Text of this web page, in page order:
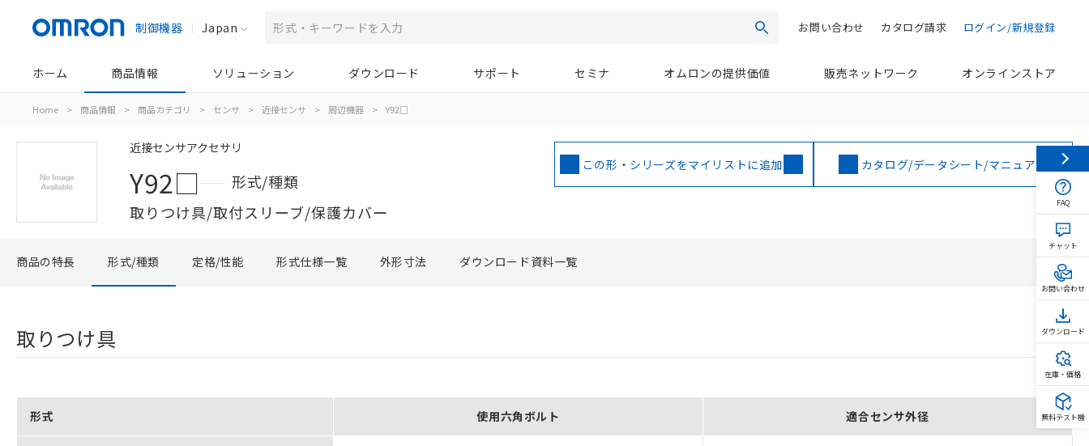
制御機器 Japan 検索 ログイン/新規登録
カタログ請求
お問い合わせ
ホーム 商品情報 ソリューション ダウンロード サポート セミナ オムロンの提供価値 販売ネットワーク オンラインストア
Home > 商品情報 > 商品カテゴリ > センサ > 近接センサ > 周辺機器 > Y92□
近接センサアクセサリ
Y92□
形式/種類
取りつけ具/取付スリーブ/保護カバー
この形・シリーズをマイリストに追加 カタログ/データシート/マニュアル
商品の特長 形式/種類 定格/性能 形式仕様一覧 外形寸法 ダウンロード資料一覧
取りつけ具
形式 使用六角ボルト 適合センサ外径
FAQ
チャット
お問い合わせ
ダウンロード
在庫・価格
無料テスト機